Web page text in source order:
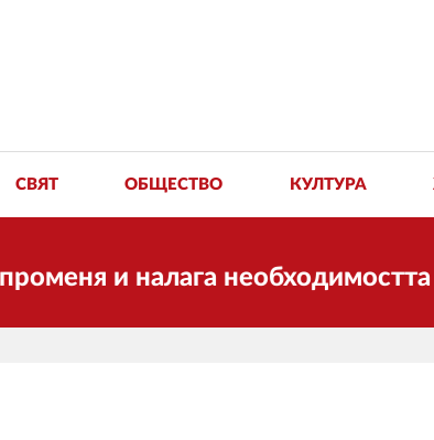
СВЯТ ОБЩЕСТВО КУЛТУРА
и налага необходимостта